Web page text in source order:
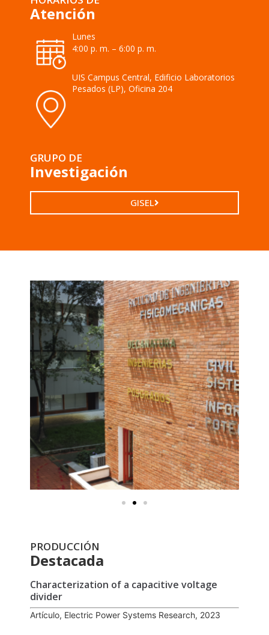
Atención
Lunes
4:00 p. m. – 6:00 p. m.
UIS Campus Central, Edificio Laboratorios
Pesados (LP), Oficina 204
GRUPO DE
Investigación
GISEL
PRODUCCIÓN
Destacada
Characterization of a capacitive voltage
divider
Artículo, Electric Power Systems Research, 2023